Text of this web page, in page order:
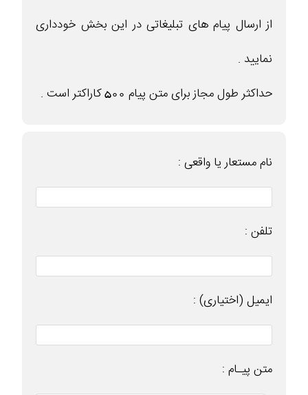
از ارسال پیام های تبلیغاتی در این بخش خودداری
نمایید .
حداکثر طول مجاز برای متن پیام 500 کاراکتر است .
نام مستعار یا واقعی :
تلفن :
ایمیل (اختیاری) :
متن پیـام :